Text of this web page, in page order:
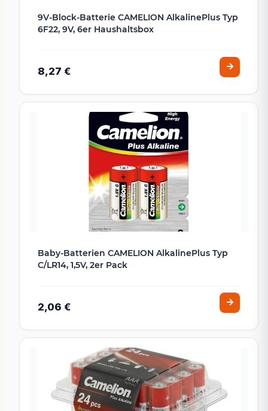
9V-Block-Batterie CAMELION AlkalinePlus Typ
6F22, 9V, 6er Haushaltsbox
8,27 €
Baby-Batterien CAMELION AlkalinePlus Typ
C/LR14, 1,5V, 2er Pack
2,06 €